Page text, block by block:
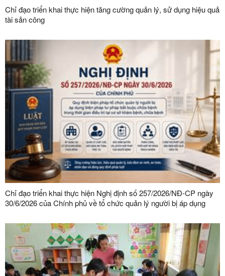
Chỉ đạo triển khai thực hiện tăng cường quản lý, sử dụng hiệu quả
tài sản công
Chỉ đạo triển khai thực hiện Nghị định số 257/2026/NĐ-CP ngày
30/6/2026 của Chính phủ về tổ chức quản lý người bị áp dụng